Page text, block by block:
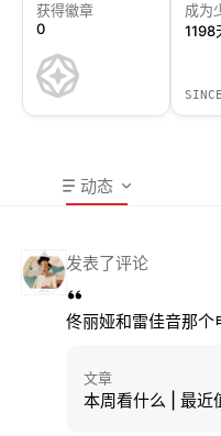
获得徽章
0
成为
1198
动态
发表了评论
佟丽娅和雷佳音那个
文章
本周看什么 | 最近